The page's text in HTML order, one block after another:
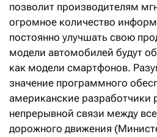
позволит производителям
огромное количество
постоянно улучшать свою
модели автомобилей будут
как модели смартфонов.
значение программного
американские разработчики
непрерывной связи между
дорожного движения